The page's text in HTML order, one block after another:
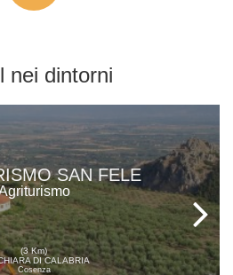
nei dintorni
SAN FELE
(3 Km)
DI CALABRIA
Cosenza